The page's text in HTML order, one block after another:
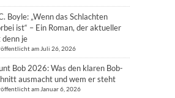
Boyle: „Wenn das Schlachten
ist“ – Ein Roman, der aktueller
denn je
am Juli 26, 2026
Bob 2026: Was den klaren Bob-
ausmacht und wem er steht
am Januar 6, 2026